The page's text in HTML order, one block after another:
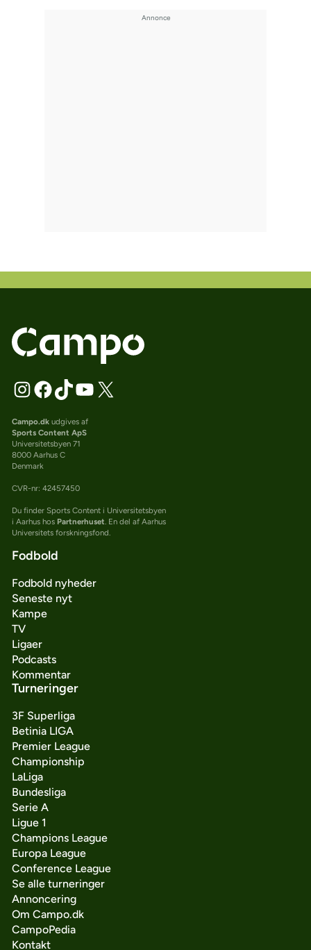
Campo.dkudgives af
Sports Content ApS
Universitetsbyen 71
8000 Aarhus C
Denmark
CVR-nr: 42457450
Du finder Sports Content i Universitetsbyen
i Aarhus hos Partnerhuset. En del af Aarhus
Universitets forskningsfond.
Fodbold
Fodbold nyheder
Seneste nyt
Kampe
TV
Ligaer
Podcasts
Kommentar
Turneringer
3F Superliga
Betinia LIGA
Premier League
Championship
LaLiga
Bundesliga
Serie A
Ligue 1
Champions League
Europa League
Conference League
Se alle turneringer
Annoncering
Om Campo.dk
CampoPedia
Kontakt